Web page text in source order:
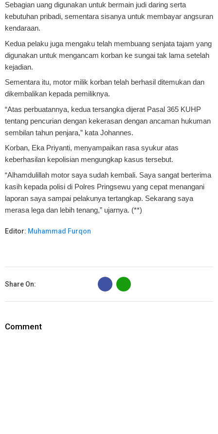
Sebagian uang digunakan untuk bermain judi daring serta
kebutuhan pribadi, sementara sisanya untuk membayar angsuran
kendaraan.
Kedua pelaku juga mengaku telah membuang senjata tajam yang
digunakan untuk mengancam korban ke sungai tak lama setelah
kejadian.
Sementara itu, motor milik korban telah berhasil ditemukan dan
dikembalikan kepada pemiliknya.
“Atas perbuatannya, kedua tersangka dijerat Pasal 365 KUHP
tentang pencurian dengan kekerasan dengan ancaman hukuman
sembilan tahun penjara,” kata Johannes.
Korban, Eka Priyanti, menyampaikan rasa syukur atas
keberhasilan kepolisian mengungkap kasus tersebut.
“Alhamdulillah motor saya sudah kembali. Saya sangat berterima
kasih kepada polisi di Polres Pringsewu yang cepat menangani
laporan saya sampai pelakunya tertangkap. Sekarang saya
merasa lega dan lebih tenang,” ujarnya. (**)
Editor: Muhammad Furqon
Share On:
B
Comment